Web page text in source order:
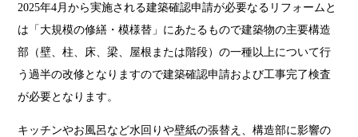
2025年4 月から実施される建築確認申請が必要なるリフォームと
は「大規模の修繕・模様替」にあたるもので建築物の主要構造
部（壁、柱、床、梁、屋根または階段）の一種以上について行
う過半の改修となりますので建築確認申請および工事完了検査
が必要となります。
キッチンやお風呂など水回りや壁紙の張替え、構造部に影響の